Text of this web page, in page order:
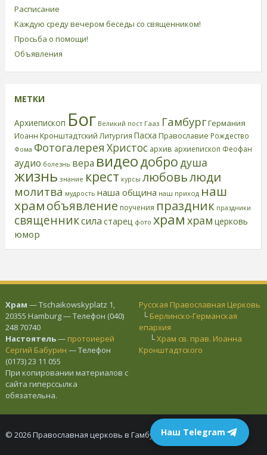
Расписание
Каждую среду вечером беседы со священником!
Просьба о помощи!
Объявления
МЕТКИ
Архиепископ Бог Великий пост Гааз ГамбургГермания
Иоанн Кронштадтский Литургия Пасха Православие Рождество
Фома Фотогалерея Христос архив архиепископ Феофан
аудио болезнь вера видеодобро душа
жизнь знание крест курсы любовьлюди
молитва мудрость наша община наш приход наш
храмобъявление поучения праздник праздники
священниксила старец фото храм храм церковь
юмор
Храм — Tschaikowskyplatz 1,
20355 Hamburg — Телефон (040)
248 70740
Настоятель— протоиерей
Сергий Бабурин — Телефон
(0173) 23 11 055
При копировании материалов с
сайта гиперссылка
обязательна.
Русская Православная Церковь
└Берлинско-Германская
епархия
└Храм св. прав. Иоанна
Кронштадтского
© 2026 Православная церковь в Гамбурге.Наш Telegram